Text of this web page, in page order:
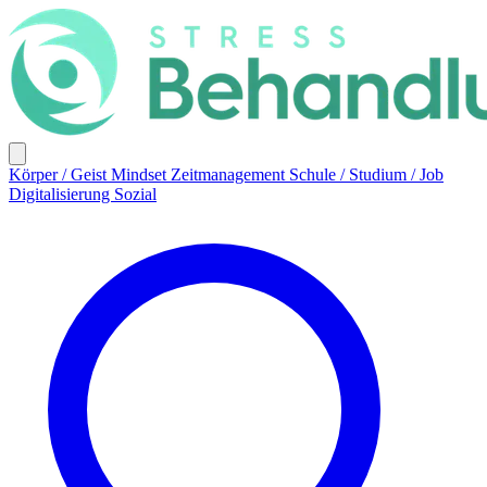
Körper / Geist Mindset Zeitmanagement Schule / Studium / Job
Digitalisierung Sozial